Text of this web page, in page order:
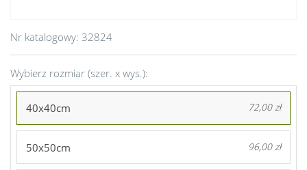
Nr katalogowy: 32824
Wybierz rozmiar (szer. x wys.):
40x40cm 72,00 zł
50x50cm 96,00 zł